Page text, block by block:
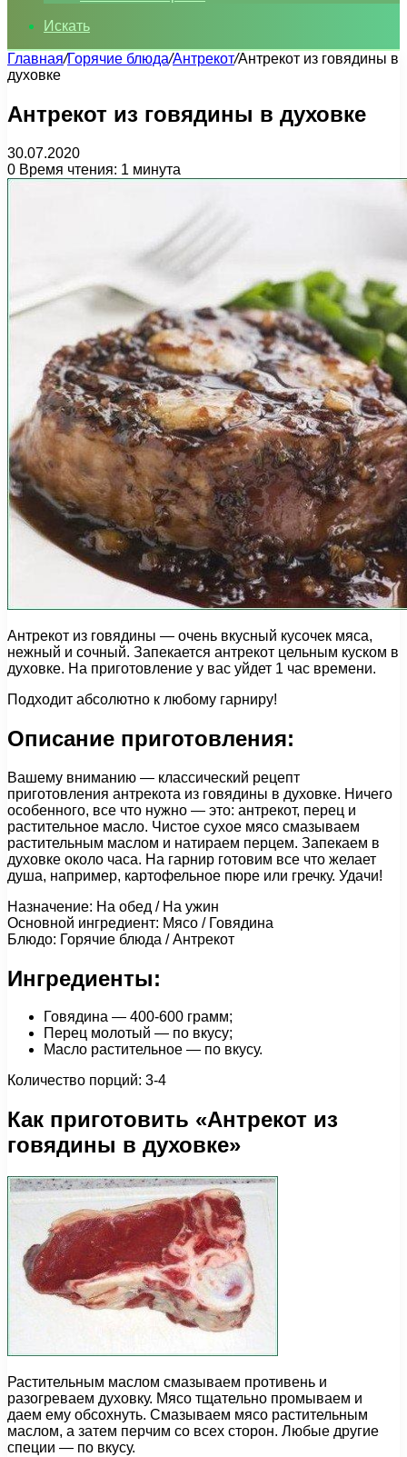
Искать
Главная/Горячие блюда/Антрекот/Антрекот из говядины в
духовке
Антрекот из говядины в духовке
30.07.2020
0 Время чтения: 1 минута
Антрекот из говядины — очень вкусный кусочек мяса,
нежный и сочный. Запекается антрекот цельным куском в
духовке. На приготовление у вас уйдет 1 час времени.
Подходит абсолютно к любому гарниру!
Описание приготовления:
Вашему вниманию — классический рецепт
приготовления антрекота из говядины в духовке. Ничего
особенного, все что нужно — это: антрекот, перец и
растительное масло. Чистое сухое мясо смазываем
растительным маслом и натираем перцем. Запекаем в
духовке около часа. На гарнир готовим все что желает
душа, например, картофельное пюре или гречку. Удачи!
Назначение: На обед / На ужин
Основной ингредиент: Мясо / Говядина
Блюдо: Горячие блюда / Антрекот
Ингредиенты:
Говядина — 400-600 грамм;
Перец молотый — по вкусу;
Масло растительное — по вкусу.
Количество порций: 3-4
Как приготовить «Антрекот из
говядины в духовке»
Растительным маслом смазываем противень и
разогреваем духовку. Мясо тщательно промываем и
даем ему обсохнуть. Смазываем мясо растительным
маслом, а затем перчим со всех сторон. Любые другие
специи — по вкусу.